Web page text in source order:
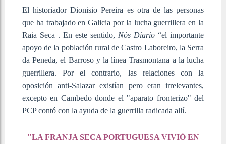
El historiador Dionisio Pereira es otra de las personas
que ha trabajado en Galicia por la lucha guerrillera en la
Raia Seca . En este sentido, Nós Diario “el importante
apoyo de la población rural de Castro Laboreiro, la Serra
da Peneda, el Barroso y la línea Trasmontana a la lucha
guerrillera. Por el contrario, las relaciones con la
oposición anti-Salazar existían pero eran irrelevantes,
excepto en Cambedo donde el "aparato fronterizo" del
PCP contó con la ayuda de la guerrilla radicada allí.
"LA FRANJA SECA PORTUGUESA VIVIÓ EN